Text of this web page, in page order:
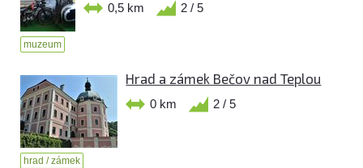
0,5 km 2 / 5
muzeum
Hrad a zámek Bečov nad Teplou
0 km 2 / 5
hrad / zámek